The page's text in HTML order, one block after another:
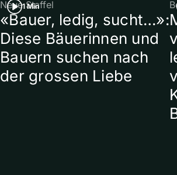
1 Min
Neue Staffel
«Bauer, ledig, sucht…»:
Diese Bäuerinnen und
Bauern suchen nach
der grossen Liebe